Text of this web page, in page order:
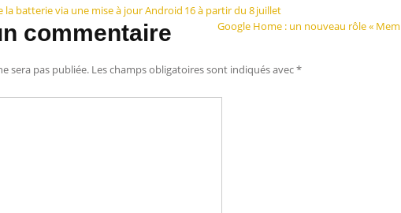
la batterie via une mise à jour Android 16 à partir du 8 juillet
Google Home : un nouveau rôle «
commentaire
sera pas publiée. Les champs obligatoires sont indiqués avec*